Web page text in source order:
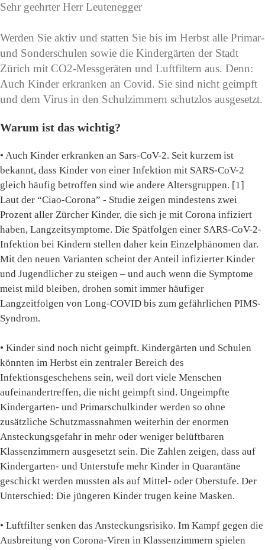
Sehr geehrter Herr Leutenegger
Werden Sie aktiv und statten Sie bis im Herbst alle Primar-
und Sonderschulen sowie die Kindergärten der Stadt
Zürich mit CO2-Messgeräten und Luftfiltern aus. Denn:
Auch Kinder erkranken an Covid. Sie sind nicht geimpft
und dem Virus in den Schulzimmern schutzlos ausgesetzt.
Warum ist das wichtig?
• Auch Kinder erkranken an Sars-CoV-2. Seit kurzem ist
bekannt, dass Kinder von einer Infektion mit SARS-CoV-2
gleich häufig betroffen sind wie andere Altersgruppen. [1]
Laut der “Ciao-Corona” - Studie zeigen mindestens zwei
Prozent aller Zürcher Kinder, die sich je mit Corona infiziert
haben, Langzeitsymptome. Die Spätfolgen einer SARS-CoV-2-
Infektion bei Kindern stellen daher kein Einzelphänomen dar.
Mit den neuen Varianten scheint der Anteil infizierter Kinder
und Jugendlicher zu steigen – und auch wenn die Symptome
meist mild bleiben, drohen somit immer häufiger
Langzeitfolgen von Long-COVID bis zum gefährlichen PIMS-
Syndrom.
• Kinder sind noch nicht geimpft. Kindergärten und Schulen
könnten im Herbst ein zentraler Bereich des
Infektionsgeschehens sein, weil dort viele Menschen
aufeinandertreffen, die nicht geimpft sind. Ungeimpfte
Kindergarten- und Primarschulkinder werden so ohne
zusätzliche Schutzmassnahmen weiterhin der enormen
Ansteckungsgefahr in mehr oder weniger belüftbaren
Klassenzimmern ausgesetzt sein. Die Zahlen zeigen, dass auf
Kindergarten- und Unterstufe mehr Kinder in Quarantäne
geschickt werden mussten als auf Mittel- oder Oberstufe. Der
Unterschied: Die jüngeren Kinder trugen keine Masken.
• Luftfilter senken das Ansteckungsrisiko. Im Kampf gegen die
Ausbreitung von Corona-Viren in Klassenzimmern spielen